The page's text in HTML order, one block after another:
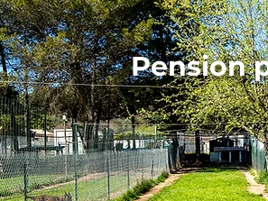
Pension